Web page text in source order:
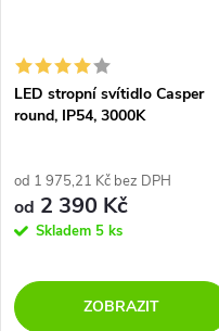
LED stropní svítidlo Casper
round, IP54, 3000K
od 1 975,21 Kč bez DPH
od 2 390 Kč
Skladem 5 ks
ZOBRAZIT